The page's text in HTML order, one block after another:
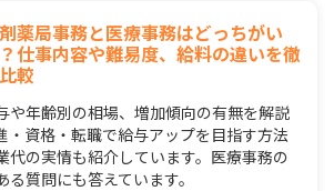
薬局事務と医療事務はどっちがい
仕事内容や難易度、給料の違いを徹
較
や年齢別の相場、増加傾向の有無を解説
・資格・転職で給与アップを目指す方法
代の実情も紹介しています。医療事務の
質問にも答えています。